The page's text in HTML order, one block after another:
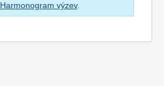
Harmonogram výzev.